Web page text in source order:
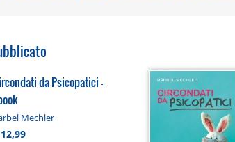
da Psicopatici -
Mechler